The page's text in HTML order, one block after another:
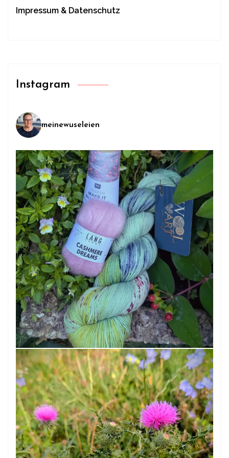
Impressum & Datenschutz
Instagram
meinewuseleien